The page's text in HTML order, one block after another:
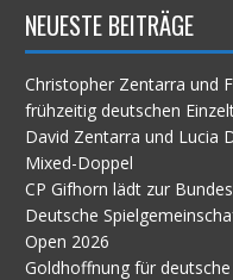
NEUESTE BEITRÄGE
Christopher Zentarra und
frühzeitig deutschen
David Zentarra und Lucia
Mixed-Doppel
CP Gifhorn lädt zur
Deutsche
Open 2026
Goldhoffnung für